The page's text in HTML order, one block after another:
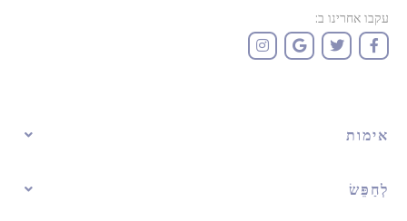
עקבו אחרינו ב:
אימות
לְחַפֵּשׂ